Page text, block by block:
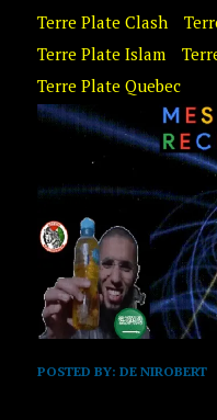
Terre Plate Clash
Terre Plate Islam
Terre Plate Quebec
POSTED BY: DE NIROBERT